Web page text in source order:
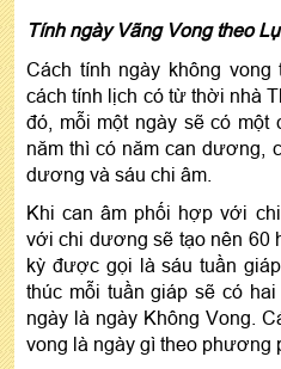
Tính ngày Vãng Vong theo
Cách tính ngày không
cách tính lịch có từ thời nhà
đó, mỗi một ngày sẽ có một
năm thì có năm can dương,
dương và sáu chi âm.
Khi can âm phối hợp với
với chi dương sẽ tạo nên 60
kỳ được gọi là sáu tuần
thúc mỗi tuần giáp sẽ có
ngày là ngày Không Vong.
vong là ngày gì theo phương